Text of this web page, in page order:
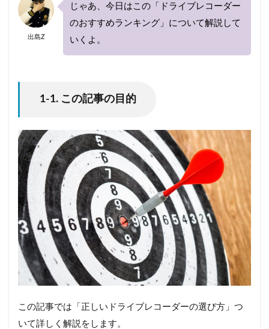
出島Z
じゃあ、今日はこの「ドライブレコーダー
のおすすめランキング」について解説して
いくよ。
1-1. この記事の目的
この記事では「正しいドライブレコーダーの選び方」つ
いて詳しく解説をします。